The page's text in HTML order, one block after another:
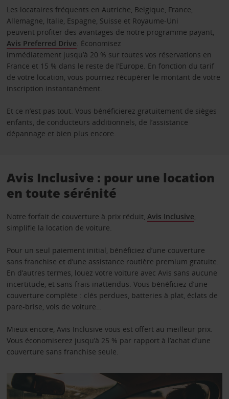
Les locataires fréquents en Autriche, Belgique, France,
Allemagne, Italie, Espagne, Suisse et Royaume-Uni
peuvent profiter des avantages de notre programme payant,
Avis Preferred Drive. Économisez
immédiatement jusqu’à 20 % sur toutes vos réservations en
France et 15 % dans le reste de l’Europe. En fonction du tarif
de votre location, vous pourriez récupérer le montant de votre
inscription instantanément.
Et ce n’est pas tout. Vous bénéficierez gratuitement de sièges
enfants, de conducteurs additionnels, de l’assistance
dépannage et bien plus encore.
Avis Inclusive : pour une location
en toute sérénité
Notre forfait de couverture à prix réduit, Avis Inclusive,
simplifie la location de voiture.
Pour un seul paiement initial, bénéficiez d’une couverture
sans franchise et d’une assistance routière premium gratuite.
En d’autres termes, louez votre voiture avec Avis sans aucune
incertitude, et sans frais inattendus. Vous bénéficiez d’une
couverture complète : clés perdues, batteries à plat, éclats de
pare-brise, vols de voiture…
Mieux encore, Avis Inclusive vous est offert au meilleur prix.
Vous économiserez jusqu’à 25 % par rapport à l’achat d’une
couverture sans franchise seule.